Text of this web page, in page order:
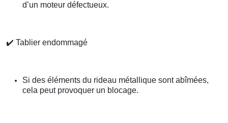
d’un moteur défectueux.
✔️ Tablier endommagé
Si des éléments du rideau métallique sont abîmées,
cela peut provoquer un blocage.